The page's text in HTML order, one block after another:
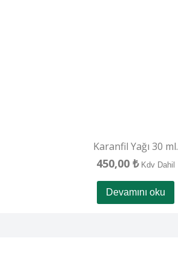
Karanfil Yağı 30 ml.
450,00 ₺ Kdv Dahil
Devamını oku